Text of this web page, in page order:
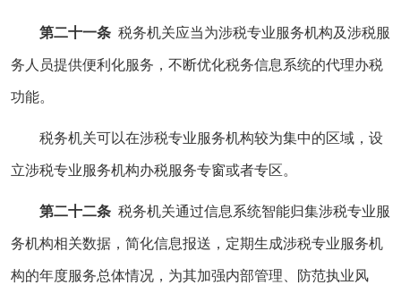
第二十一条 税务机关应当为涉税专业服务机构及涉税服
务人员提供便利化服务，不断优化税务信息系统的代理办税
功能。
税务机关可以在涉税专业服务机构较为集中的区域，设
立涉税专业服务机构办税服务专窗或者专区。
第二十二条 税务机关通过信息系统智能归集涉税专业服
务机构相关数据，简化信息报送，定期生成涉税专业服务机
构的年度服务总体情况，为其加强内部管理、防范执业风